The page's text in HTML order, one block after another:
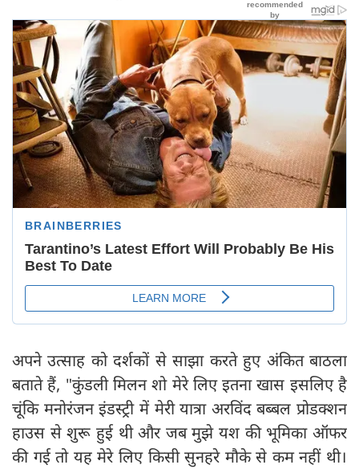
अपने उत्साह को दर्शकों से साझा करते हुए अंकित बाठला
बताते हैं, "कुंडली मिलन शो मेरे लिए इतना खास इसलिए है
चूंकि मनोरंजन इंडस्ट्री में मेरी यात्रा अरविंद बब्बल प्रोडक्शन
हाउस से शुरू हुई थी और जब मुझे यश की भूमिका ऑफर
की गई तो यह मेरे लिए किसी सुनहरे मौके से कम नहीं थी।